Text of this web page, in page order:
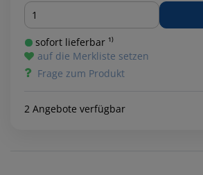
Menge
sofort lieferbar ¹⁾
auf die Merkliste setzen
Frage zum Produkt
2 Angebote verfügbar